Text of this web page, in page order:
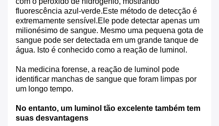
fluorescência azul-verde.Este método de detecção é
extremamente sensível.Ele pode detectar apenas um
milionésimo de sangue. Mesmo uma pequena gota de
sangue pode ser detectada em um grande tanque de
água. Isto é conhecido como a reação de luminol.
Na medicina forense, a reação de luminol pode
identificar manchas de sangue que foram limpas por
um longo tempo.
No entanto, um luminol tão excelente também tem
suas desvantagens